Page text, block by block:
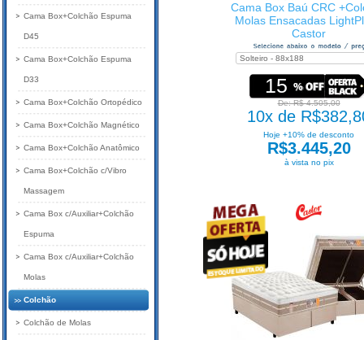
Cama Box Baú CRC
Molas Ensacadas
Castor
15
De: R$ 4.505,00
10x de
Hoje +10% de desconto
R$3.445,20
à vista no pix
Cama Box+Colchão Espuma
D45
Cama Box+Colchão Espuma
D33
Cama Box+Colchão Ortopédico
Cama Box+Colchão Magnético
Cama Box+Colchão Anatômico
Cama Box+Colchão c/Vibro
Massagem
Cama Box c/Auxiliar+Colchão
Espuma
Cama Box c/Auxiliar+Colchão
Molas
Colchão
Colchão de Molas